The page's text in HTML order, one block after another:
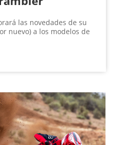
las novedades de su
nuevo) a los modelos de